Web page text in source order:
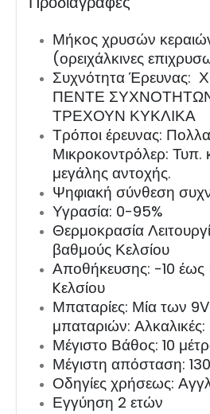
Μήκος χρυσών
(ορειχάλκινες
Συχνότητα Έρευνας:
ΠΕΝΤΕ
ΤΡΕΧΟΥΝ ΚΥΚΛΙΚΑ
Τρόποι έρευνας:
Μικροκοντρόλερ: Τυπ.
μεγάλης αντοχής.
Ψηφιακή σύνθεση
Υγρασία: 0-95%
Θερμοκρασία
βαθμούς Κελσίου
Αποθήκευσης: -10
Kελσίου
Μπαταρίες: Μία των 9V
μπαταριών:
Μέγιστο Βάθος: 10
Μέγιστη απόσταση:
Οδηγίες χρήσεως:
Εγγύηση 2 ετών